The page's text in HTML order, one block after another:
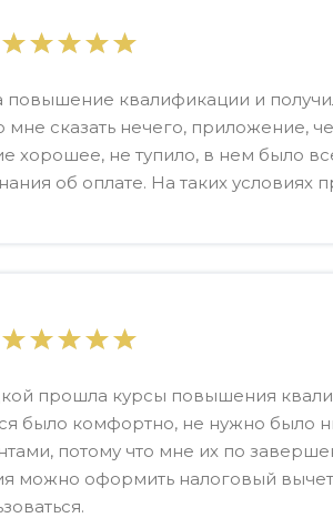
квалификации и
мне сказать нечего, приложение,
хорошее, не тупило, в нем было
об оплате. На таких условиях
прошла курсы повышения
было комфортно, не нужно было
потому что мне их по
можно оформить налоговый